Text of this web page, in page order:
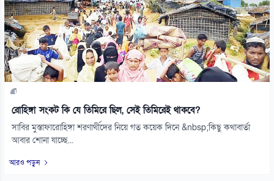
রোহিঙ্গা সংকট কি যে তিমিরে ছিল, সেই তিমিরেই থাকবে?
সাবির মুস্তাফারোহিঙ্গা শরণার্থীদের নিয়ে গত কয়েক দিনে &nbsp;কিছু কথাবার্তা
আবার শোনা যাচ্ছে...
আরও পড়ুন